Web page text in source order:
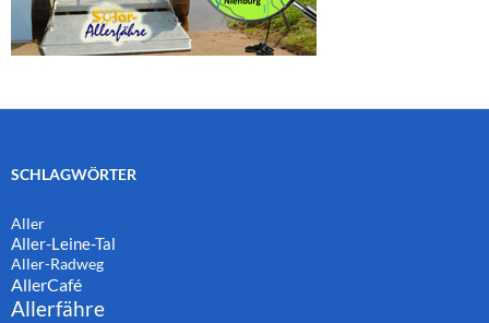
SCHLAGWÖRTER
Aller
Aller-Leine-Tal
Aller-Radweg
AllerCafé
Allerfähre